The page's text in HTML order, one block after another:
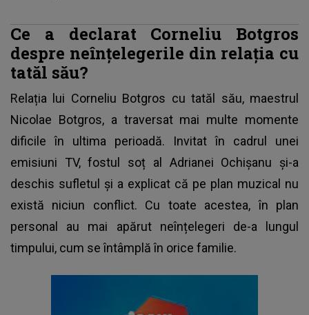
Ce a declarat Corneliu Botgros
despre neînțelegerile din relația cu
tatăl său?
Relația lui Corneliu Botgros cu tatăl său, maestrul
Nicolae Botgros, a traversat mai multe momente
dificile în ultima perioadă. Invitat în cadrul unei
emisiuni TV, fostul soț al Adrianei Ochișanu și-a
deschis sufletul și a explicat că pe plan muzical nu
există niciun conflict. Cu toate acestea, în plan
personal au mai apărut neînțelegeri de-a lungul
timpului, cum se întâmplă în orice familie.